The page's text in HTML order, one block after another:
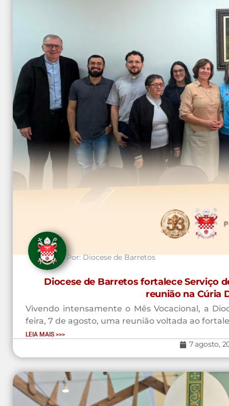
Por:Diocese de Barretos
Diocese de Barretos fortalece Serviço
reunião na Cúria
Vivendo intensamente o Mês Vocacional, a
feira, 7 de agosto, uma reunião voltada ao
LEIA MAIS >>>
7 agosto,